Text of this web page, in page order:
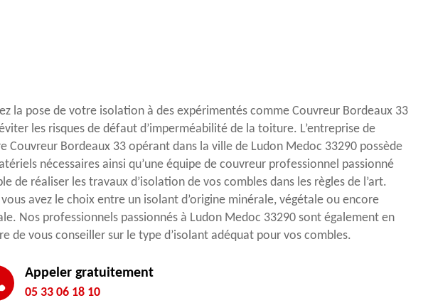
la pose de votre isolation à des expérimentés comme Couvreur Bordeaux 33
les risques de défaut d’imperméabilité de la toiture. L’entreprise de
Couvreur Bordeaux 33 opérant dans la ville de Ludon Medoc 33290 possède
nécessaires ainsi qu’une équipe de couvreur professionnel passionné
de réaliser les travaux d’isolation de vos combles dans les règles de l’art.
avez le choix entre un isolant d’origine minérale, végétale ou encore
Nos professionnels passionnés à Ludon Medoc 33290 sont également en
de vous conseiller sur le type d’isolant adéquat pour vos combles.
Appeler gratuitement
05 33 06 18 10